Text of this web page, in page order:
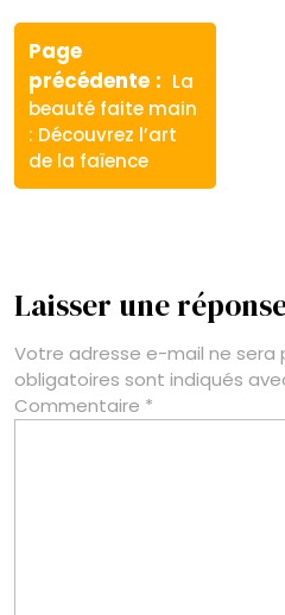
Navigation
de
l’article
Page
précédente
Article
précédent
:
La
beauté faite main
: Découvrez l’art
de la faïence
Laisser une
Votre adresse e-mail ne sera
obligatoires sont indiqués
Commentaire *